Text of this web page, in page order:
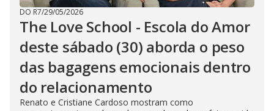
DO R7/29/05/2026
The Love School - Escola do Amor
deste sábado (30) aborda o peso
das bagagens emocionais dentro
do relacionamento
Renato e Cristiane Cardoso mostram como